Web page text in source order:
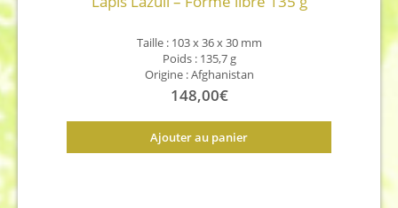
Taille : 103 x 36 x 30 mm
Poids : 135,7 g
Origine : Afghanistan
148,00€
Ajouter au panier